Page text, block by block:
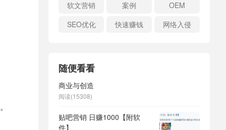
软文营销
案例
OEM
SEO优化
快速赚钱 网络入侵
随便看看
商业与创造
阅读(15308)
贴吧营销 日赚1000【附软
件】